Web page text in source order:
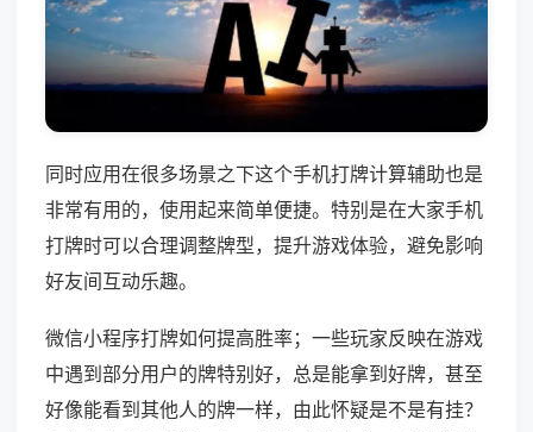
同时应用在很多场景之下这个手机打牌计算辅助也是
非常有用的，使用起来简单便捷。特别是在大家手机
打牌时可以合理调整牌型，提升游戏体验，避免影响
好友间互动乐趣。
微信小程序打牌如何提高胜率；一些玩家反映在游戏
中遇到部分用户的牌特别好，总是能拿到好牌，甚至
好像能看到其他人的牌一样，由此怀疑是不是有挂？